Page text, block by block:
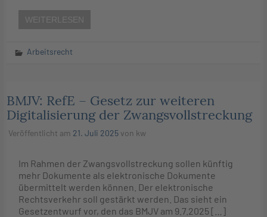
WEITERLESEN
Arbeitsrecht
BMJV: RefE – Gesetz zur weiteren
Digitalisierung der Zwangsvollstreckung
Veröffentlicht am 21. Juli 2025von kw
Im Rahmen der Zwangsvollstreckung sollen künftig
mehr Dokumente als elektronische Dokumente
übermittelt werden können. Der elektronische
Rechtsverkehr soll gestärkt werden. Das sieht ein
Gesetzentwurf vor, den das BMJV am 9.7.2025 […]